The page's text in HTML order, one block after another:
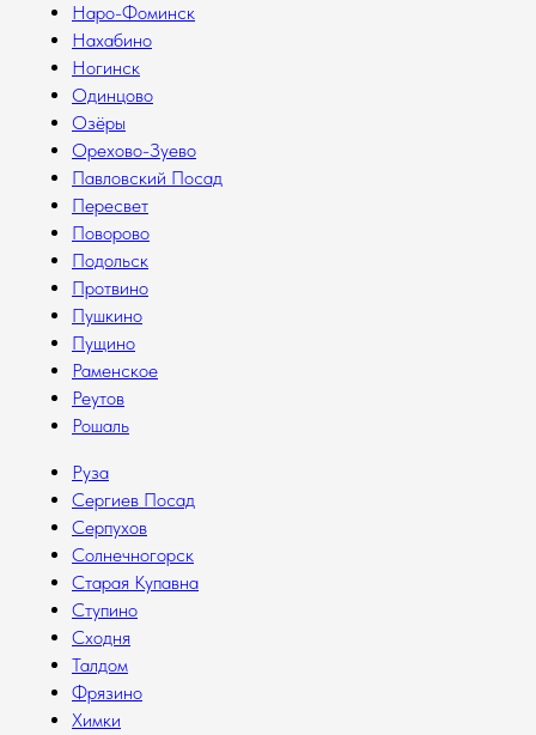
Наро-Фоминск
Нахабино
Ногинск
Одинцово
Озёры
Орехово-Зуево
Павловский Посад
Пересвет
Поворово
Подольск
Протвино
Пушкино
Пущино
Раменское
Реутов
Рошаль
Руза
Сергиев Посад
Серпухов
Солнечногорск
Старая Купавна
Ступино
Сходня
Талдом
Фрязино
Химки